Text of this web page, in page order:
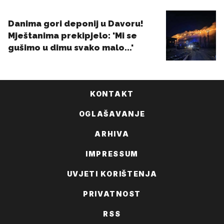
KONTAKT
OGLAŠAVANJE
ARHIVA
IMPRESSUM
UVJETI KORIŠTENJA
PRIVATNOST
RSS